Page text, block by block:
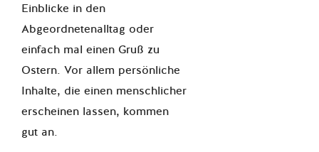
Einblicke in den
Abgeordnetenalltag oder
einfach mal einen Gruß zu
Ostern. Vor allem persönliche
Inhalte, die einen menschlicher
erscheinen lassen, kommen
gut an.